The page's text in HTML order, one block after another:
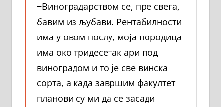
−Виноградарством се, пре свега,
бавим из љубави. Рентабилности
има у овом послу, моја породица
има око тридесетак ари под
виноградом и то је све винска
сорта, а када завршим факултет
планови су ми да се засади